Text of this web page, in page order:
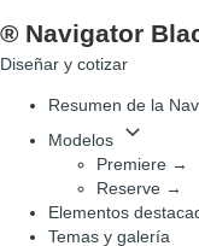
® Navigator
Diseñar y cotizar
Resumen de la
Modelos
Premiere →
Reserve →
Elementos
Temas y galería